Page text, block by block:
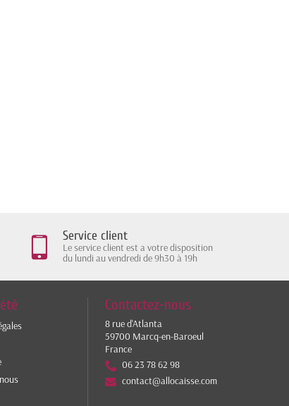
Service client
Le service client est a votre disposition
du lundi au vendredi de 9h30 à 19h
Contactez-nous
8 rue d'Atlanta
59700 Marcq-en-Baroeul
France
06 23 78 62 98
contact@allocaisse.com